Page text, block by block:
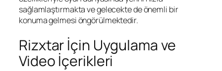
sağlamlaştırmakta ve gelecekte de önemli bir
konuma gelmesi öngörülmektedir.
Rizxtar İçin Uygulama ve
Video İçerikleri